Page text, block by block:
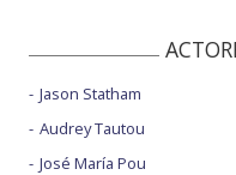
Jason Statham
Audrey Tautou
José María Pou